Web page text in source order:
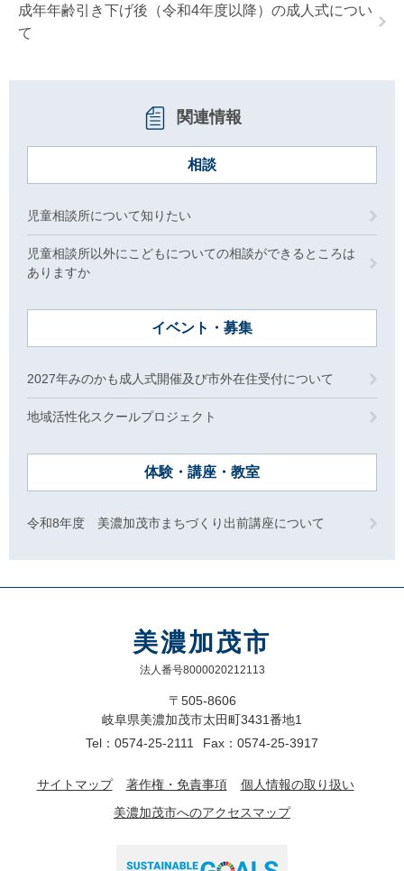
成年年齢引き下げ後（令和4年度以降）の成人式につい
て
関連情報
相談
児童相談所について知りたい
児童相談所以外にこどもについての相談ができるところは
ありますか
イベント・募集
2027年みのかも成人式開催及び市外在住受付について
地域活性化スクールプロジェクト
体験・講座・教室
令和8年度 美濃加茂市まちづくり出前講座について
美濃加茂市
法人番号8000020212113
〒505-8606
岐阜県美濃加茂市太田町3431番地1
Tel：0574-25-2111
Fax：0574-25-3917
サイトマップ 著作権・免責事項
個人情報の取り扱い
美濃加茂市へのアクセスマップ